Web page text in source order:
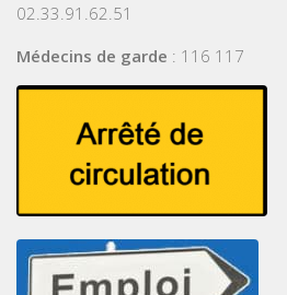
02.33.91.62.51
Médecins de garde : 116 117